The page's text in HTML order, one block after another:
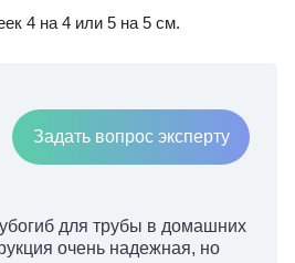
4 на 4 или 5 на 5 см.
Задать вопрос эксперту
для трубы в домашних
очень надежная, но